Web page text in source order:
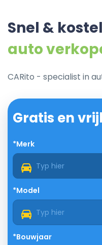
Snel &
auto
CARito - specialist in
Gratis en
*Merk
*Model
*Bouwjaar